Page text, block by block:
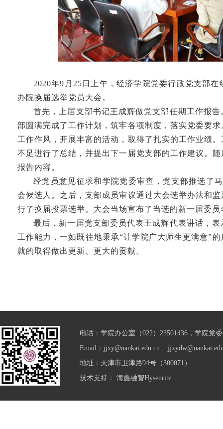
2020年9月25日上午，经济学院党委行政党支部
办院换届选举党员大会。
首先，上届支部书记王成辉做党支部任期工作报
部圆满完成了工作计划，筑牢各项制度，落实党委要
工作作风，开展丰富的活动，取得了扎实的工作业绩
不足进行了总结，并提出下一届党支部的工作建议。
报告内容。
经党员意见征求和学院党委审查，党支部推选了
会候选人。之后，支部成员审议通过大会选举办法和
行了换届投票选举。大会当场宣布了当选的新一届委员
最后，新一届党支部委员代表王成辉代表讲话，
工作能力，一如既往地秉承“让学院广大师生更满意”
就的取得做出更新、更大的贡献。
电话：学院办公室（022）23501436，学院党
Email：jjxy@nankai.edu.cn
地址：天津市卫津路94号（300071）
技术支持： 海鑫融智Hysenritz